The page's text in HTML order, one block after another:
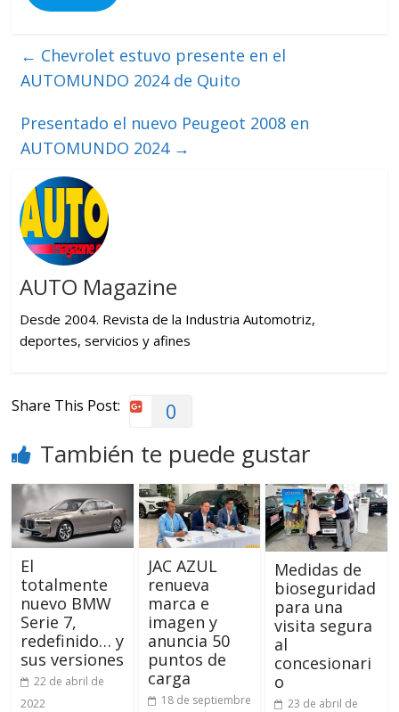
← Chevrolet estuvo presente en el
AUTOMUNDO 2024 de Quito
Presentado el nuevo Peugeot 2008 en
AUTOMUNDO 2024 →
AUTO Magazine
Desde 2004. Revista de la Industria Automotriz,
deportes, servicios y afines
Share This Post: 0
También te puede gustar
El
totalmente
nuevo BMW
Serie 7,
redefinido… y
sus versiones
22 de abril de
2022
JAC AZUL
renueva
marca e
imagen y
anuncia 50
puntos de
carga
18 de septiembre
Medidas de
bioseguridad
para una
visita segura
al
concesionari
o
23 de abril de